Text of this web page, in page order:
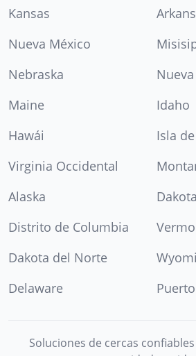
Kansas
Nueva México
Nebraska
Maine
Idaho
Hawái
Isla
Virginia Occidental
Alaska
Distrito de Columbia
Dakota del Norte
Delaware
Soluciones de cercas